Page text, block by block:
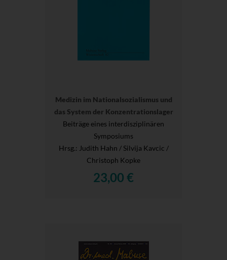
Medizin im Nationalsozialismus und
das System der Konzentrationslager
Beiträge eines interdisziplinären
Symposiums
Hrsg.: Judith Hahn / Silvija Kavcic /
Christoph Kopke
23,00 €